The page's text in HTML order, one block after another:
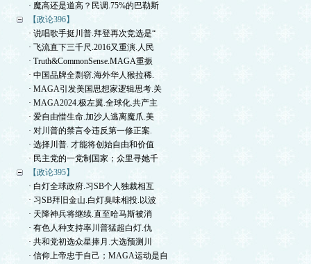
· 魔高还是道高？民调.75%的巴勒斯
【政论396】
· 说唱歌手挺川普.拜登再次竞选是“
· 飞流直下三千尺.2016又重演.人民
· Truth&CommonSense.MAGA重振
· 中国品牌全剽窃.海外华人猴拉稀.
· MAGA引发美国思想家逻辑思考.关
· MAGA2024.极左翼.全球化.共产主
· 爱自由惜生命.加沙人逃离魔爪.美
· 对川普的禁言令违反第一修正案.
· 选择川普. 才能将创始自由和价值
· 民主党的一党制国家；众里寻她千
【政论395】
· 白灯全球政府.习SB个人独裁相互
· 习SB拜旧金山.白灯臭味相投.以波
· 天降神兵将继续.直至哈马斯被消
· 有色人种支持率川普猛超白灯.仇
· 共和党初选众星捧月.大选预测川
· 信仰上帝忠于自己；MAGA运动是自